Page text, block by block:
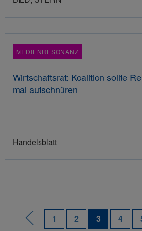
MEDIENRESONANZ
Wirtschaftsrat: Koalition sollte
mal aufschnüren
Handelsblatt
1 2 3 4